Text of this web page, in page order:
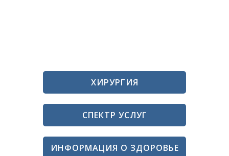
ХИРУРГИЯ
СПЕКТР УСЛУГ
ИНФОРМАЦИЯ О ЗДОРОВЬЕ